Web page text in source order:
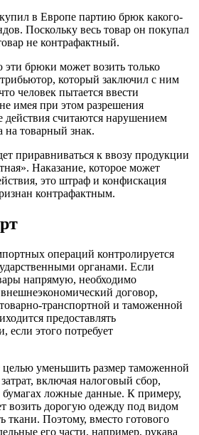
в Европе партию брюк какого-
Поскольку весь товар он покупал
не контрафактный.
брюки может возить только
который заключил с ним
человек пытается ввести
имея при этом разрешения
действия считаются нарушением
на товарный знак.
приравниваться к ввозу продукции
Наказание, которое может
это штраф и конфискация
контрафактным.
операций контролируется
органами. Если
напрямую, необходимо
внешнеэкономический договор,
транспортной и таможенной
предоставлять
если этого потребует
целью уменьшить размер таможенной
включая налоговый сбор,
бумагах ложные данные. К примеру,
возить дорогую одежду под видом
ткани. Поэтому, вместо готового
его части, например, рукава